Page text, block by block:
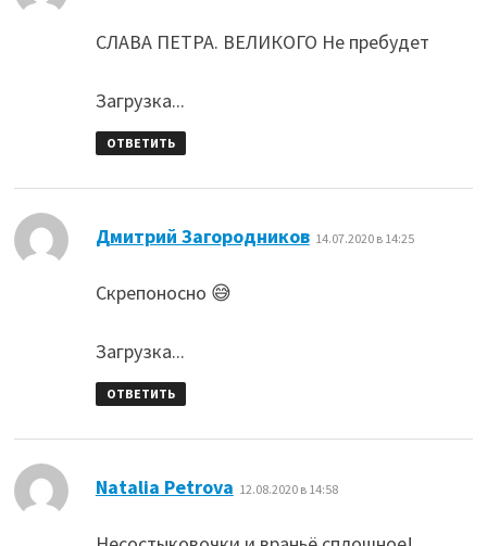
СЛАВА ПЕТРА. ВЕЛИКОГО Не пребудет
Загрузка...
ОТВЕТИТЬ
Дмитрий Загородников: 14.07.2020 в 14:25
Скрепоносно 😅
Загрузка...
ОТВЕТИТЬ
Natalia Petrova 12.08.2020 в 14:58